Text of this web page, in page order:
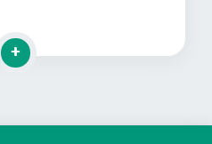
Clique para mais informações